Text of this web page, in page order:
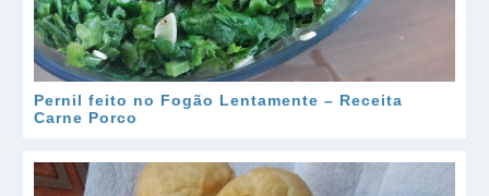
Pernil feito no Fogão Lentamente – Receita
Carne Porco